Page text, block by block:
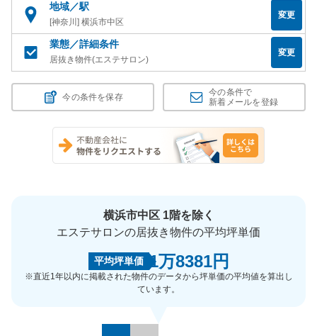
地域／駅
[神奈川] 横浜市中区
変更
業態／詳細条件
居抜き物件(エステサロン)
変更
今の条件を保存
今の条件で
新着メールを登録
横浜市中区 1階を除く
エステサロンの居抜き物件の平均坪単価
平均坪単価 1万8381円
※直近1年以内に掲載された物件のデータから坪単価の平均値を算出し
ています。